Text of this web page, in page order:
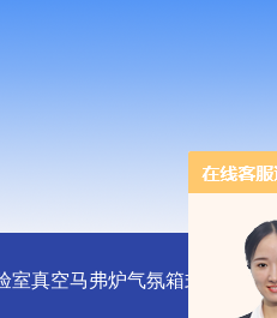
室真空马弗炉气氛箱式炉厂家